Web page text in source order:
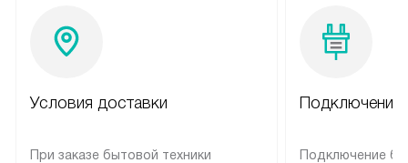
Условия доставки
При заказе бытовой техники
Подключение
Подключение